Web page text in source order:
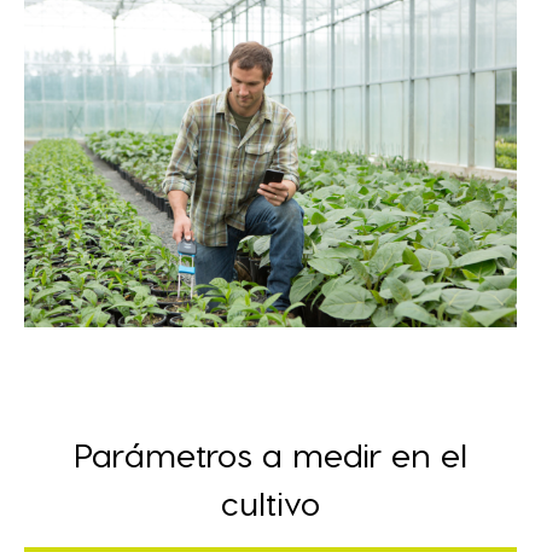
Parámetros a medir en el
cultivo